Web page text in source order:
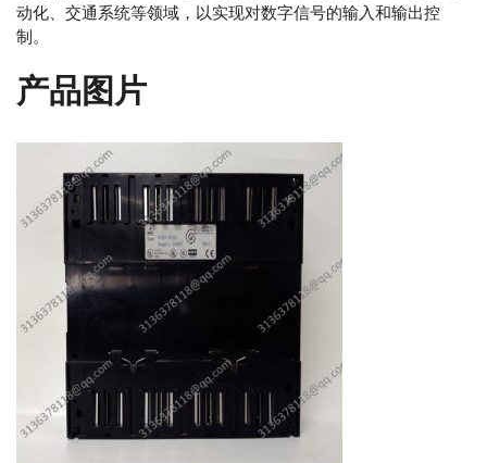
动化、交通系统等领域，以实现对数字信号的输入和输出控
制。
产品图片